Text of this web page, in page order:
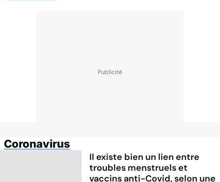
Coronavirus
Il existe bien un lien entre
troubles menstruels et
vaccins anti-Covid, selon une